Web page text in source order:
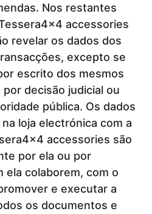
Nos restantes
accessories
revelar os dados dos
excepto se
escrito dos mesmos
decisão judicial ou
pública. Os dados
loja electrónica com a
accessories são
por ela ou por
ela colaborem, com o
e executar a
os documentos e